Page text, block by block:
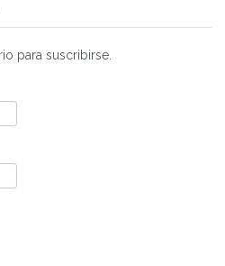
para suscribirse.